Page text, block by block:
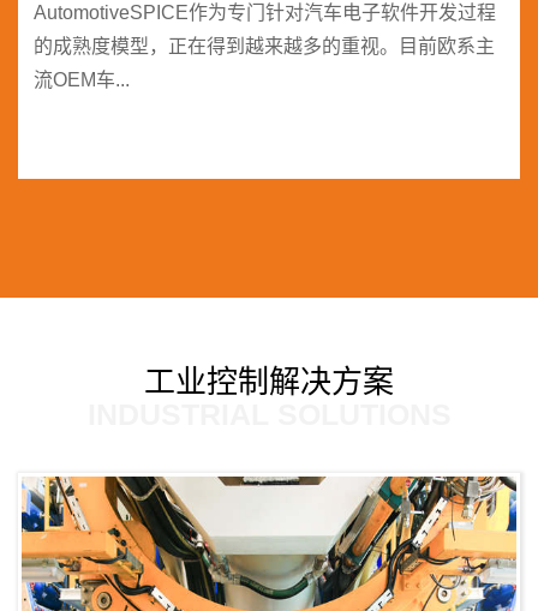
AutomotiveSPICE作为专门针对汽车电子软件开发过程
的成熟度模型，正在得到越来越多的重视。目前欧系主
流OEM车...
工业控制解决方案